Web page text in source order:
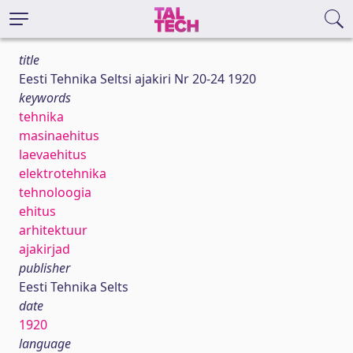
title
Eesti Tehnika Seltsi ajakiri Nr 20-24 1920
keywords
tehnika
masinaehitus
laevaehitus
elektrotehnika
tehnoloogia
ehitus
arhitektuur
ajakirjad
publisher
Eesti Tehnika Selts
date
1920
language